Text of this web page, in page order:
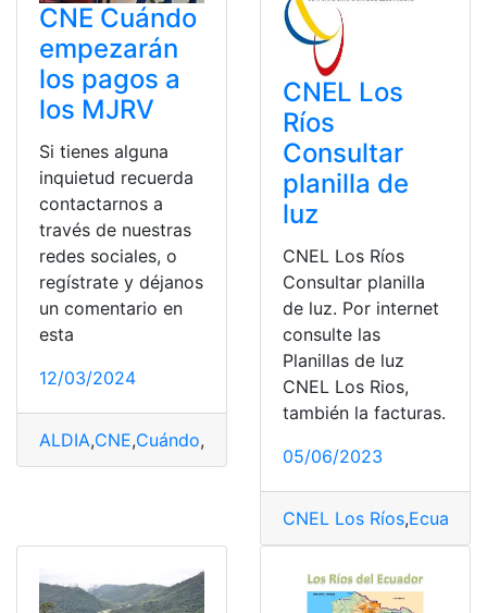
CNE Cuándo
empezarán
los pagos a
los MJRV
Si tienes alguna
inquietud recuerda
contactarnos a
través de nuestras
redes sociales, o
regístrate y déjanos
un comentario en
esta
12/03/2024
ALDIA,CNE,Cuándo,
CNEL Los
Ríos
Consultar
planilla de
luz
CNEL Los Ríos
Consultar planilla
de luz. Por internet
consulte las
Planillas de luz
CNEL Los Rios,
también la facturas.
05/06/2023
CNEL Los Ríos,Ecuador